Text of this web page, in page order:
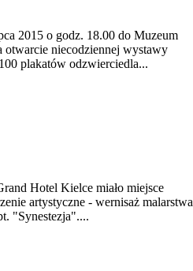
2015 o godz. 18.00 do Muzeum
niecodziennej wystawy
plakatów odzwierciedla...
Hotel Kielce miało miejsce
artystyczne - wernisaż malarstwa
"Synestezja"....